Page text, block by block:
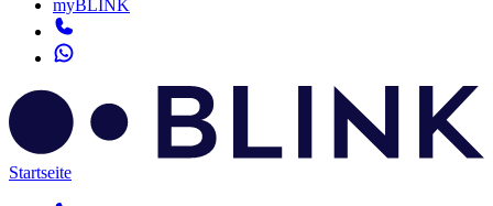
myBLINK
Startseite